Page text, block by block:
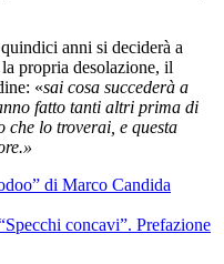
anni si deciderà a
propria desolazione, il
«sai cosa succederà a
fatto tanti altri prima di
che lo troverai, e questa
di Marco Candida
concavi”. Prefazione